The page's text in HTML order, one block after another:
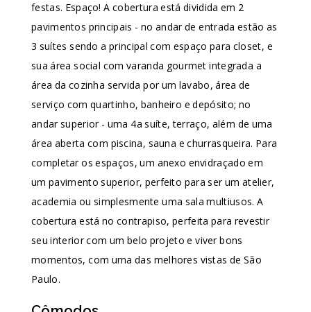
festas. Espaço! A cobertura está dividida em 2
pavimentos principais - no andar de entrada estão as
3 suítes sendo a principal com espaço para closet, e
sua área social com varanda gourmet integrada a
área da cozinha servida por um lavabo, área de
serviço com quartinho, banheiro e depósito; no
andar superior - uma 4a suíte, terraço, além de uma
área aberta com piscina, sauna e churrasqueira. Para
completar os espaços, um anexo envidraçado em
um pavimento superior, perfeito para ser um atelier,
academia ou simplesmente uma sala multiusos. A
cobertura está no contrapiso, perfeita para revestir
seu interior com um belo projeto e viver bons
momentos, com uma das melhores vistas de São
Paulo.